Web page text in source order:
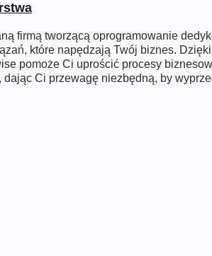
firmą tworzącą oprogramowanie
które napędzają Twój biznes.
pomoże Ci uprościć procesy
dając Ci przewagę niezbędną, by